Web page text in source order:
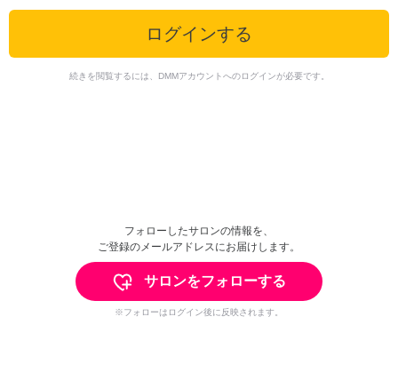
ログインする
続きを閲覧するには、DMMアカウントへのログインが必要です。
フォローしたサロンの情報を、
ご登録のメールアドレスにお届けします。
サロンをフォローする
※フォローはログイン後に反映されます。